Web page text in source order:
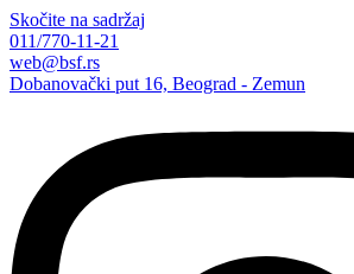
Skočite na sadržaj
011/770-11-21
web@bsf.rs
Dobanovački put 16, Beograd - Zemun